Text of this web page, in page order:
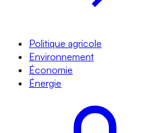
Politique agricole
Environnement
Économie
Énergie